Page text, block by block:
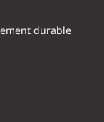
durable